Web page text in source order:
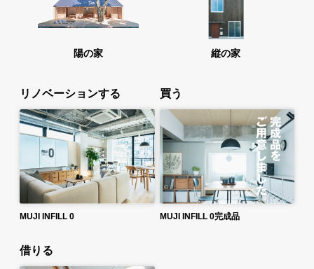
陽の家 縦の家
リノベーションする
MUJI INFILL 0
買う
MUJI INFILL 0完成品
借りる